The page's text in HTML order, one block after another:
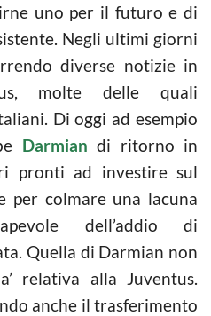
uno per il futuro e di
Negli ultimi giorni
diverse notizie in
molte delle quali
Di oggi ad esempio
Darmian di ritorno in
pronti ad investire sul
per colmare una lacuna
dell’addio di
Quella di Darmian non
relativa alla Juventus.
anche il trasferimento